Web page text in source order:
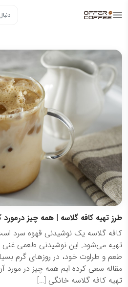
طرز تهیه کافه گلاسه | همه چیز درمورد
کافه گلاسه یک نوشیدنی قهوه سرد
تهیه می‌شود. این نوشیدنی طعمی غنی
طعم و طراوت خود، در روزهای گرم
مقاله سعی کرده ایم همه چیز در مورد
تهیه کافه گلاسه خانگی […]